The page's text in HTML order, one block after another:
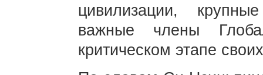
цивилизации,
важные члены
критическом этапе